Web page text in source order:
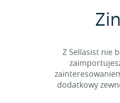
Z Sellasist nie
dodatkowy